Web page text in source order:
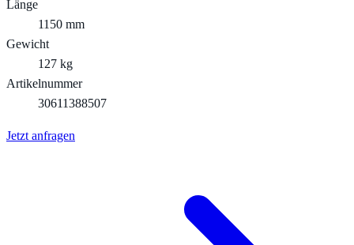
Länge
1150 mm
Gewicht
127 kg
Artikelnummer
30611388507
Jetzt anfragen